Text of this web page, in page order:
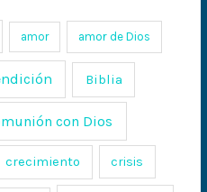
amor amor de Dios
Biblia
con Dios
crecimiento crisis